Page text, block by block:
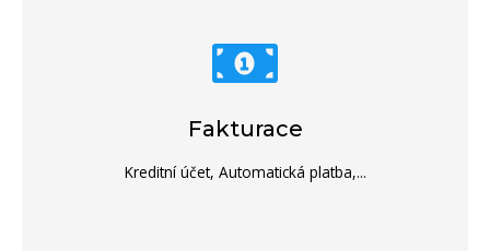
Fakturace
Kreditní účet, Automatická platba,...